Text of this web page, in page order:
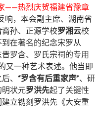
——热烈庆贺福建省豫章
响，本会副主席、湖南省
裔孙、正源学校罗湘云校
在著名的纪念宋罗从
罗含、罗氏宗祠的专用
又一种艺术表述。他当即
、 “罗含有后重家声”、研
明状元罗洪先起了关键性
立镌刻罗洪先《大安重